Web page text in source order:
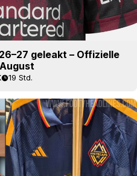
geleakt – Offizielle
19 Std.